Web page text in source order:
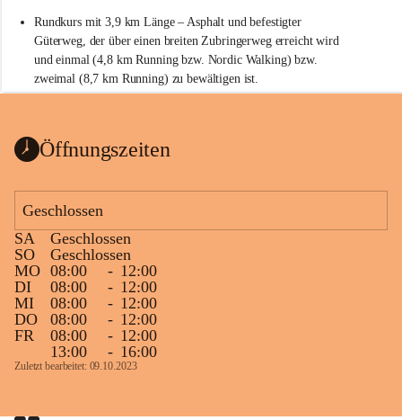
Rundkurs mit 3,9 km Länge – Asphalt und befestigter
Güterweg, der über einen breiten Zubringerweg erreicht wird
und einmal (4,8 km Running bzw. Nordic Walking) bzw.
zweimal (8,7 km Running) zu bewältigen ist.
Parkplatz auf der Rückseite der St. Martins Therme & Lodge
Zielgelände mit Verpflegungstruck
Ablauf
Samstag, 19.9.
13 bis 15 Uhr Startnummernausgabe, im Seminarraum der St.
Martins Therme & Lodge Frauenkirchen (vom Parkplatz hinter
der Therme zugänglich)
Sonntag, 20.9.
Öffnungszeiten
Geschlossen
SA
Geschlossen
SO
Geschlossen
MO 08:00 - 12:00
DI
08:00 - 12:00
MI
08:00 - 12:00
DO
08:00 - 12:00
FR
08:00 - 12:00
13:00
- 16:00
Zuletzt bearbeitet: 09.10.2023